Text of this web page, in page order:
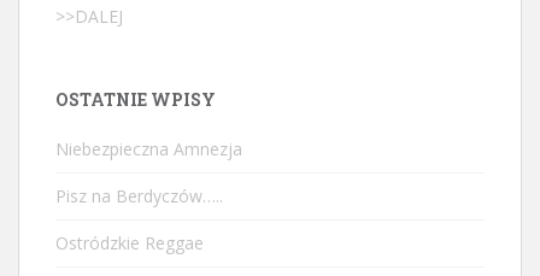
>>DALEJ
OSTATNIE WPISY
Niebezpieczna Amnezja
Pisz na Berdyczów…..
Ostródzkie Reggae